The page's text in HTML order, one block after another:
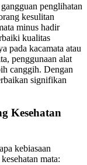
penglihatan
kesulitan
minus hadir
kualitas
pada kacamata atau
penggunaan alat
canggih. Dengan
signifikan
Kesehatan
kebiasaan
mata: